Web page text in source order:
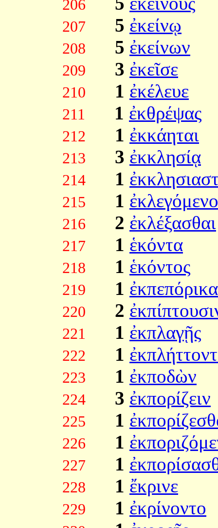
206
207 5 ἐκείνῳ
208 5 ἐκείνων
209 3 ἐκεῖσε
210 1 ἐκέλευε
211 1 ἐκθρέψας
212 1 ἐκκάηται
213 3 ἐκκλησίᾳ
214 1
215 1
216 2 ἐκλέξασθαι
217 1 ἑκόντα
218 1 ἑκόντος
219 1 ἐκπεπόρικα
220 2
221 1 ἐκπλαγῇς
222 1
223 1 ἐκποδὼν
224 3 ἐκπορίζειν
225 1
226 1
227 1
228 1 ἔκρινε
229 1 ἐκρίνοντο